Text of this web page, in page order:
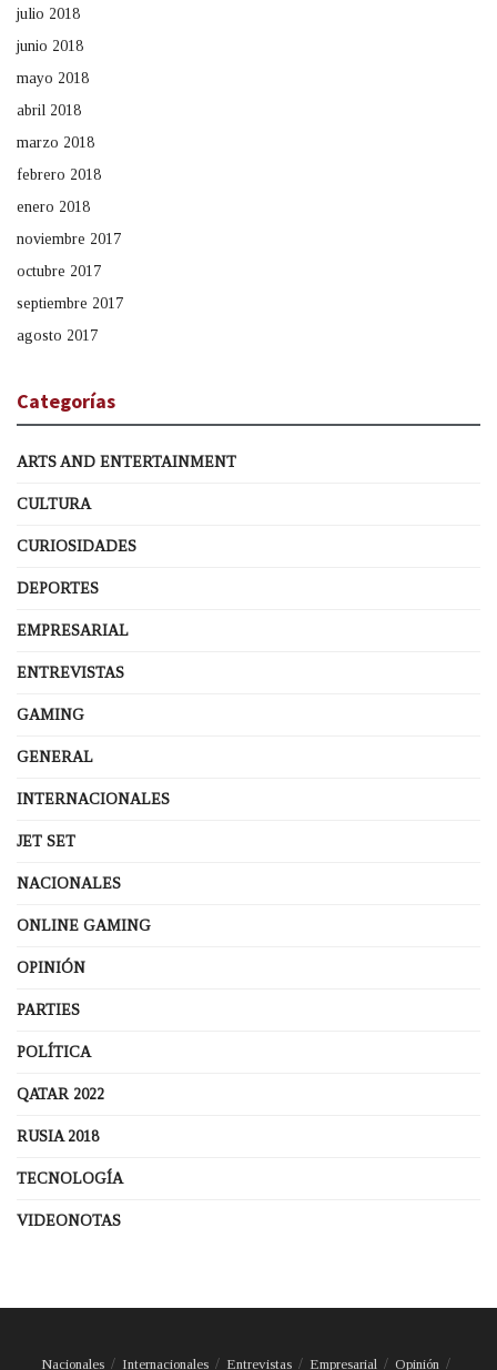
julio 2018
junio 2018
mayo 2018
abril 2018
marzo 2018
febrero 2018
enero 2018
noviembre 2017
octubre 2017
septiembre 2017
agosto 2017
Categorías
ARTS AND ENTERTAINMENT
CULTURA
CURIOSIDADES
DEPORTES
EMPRESARIAL
ENTREVISTAS
GAMING
GENERAL
INTERNACIONALES
JET SET
NACIONALES
ONLINE GAMING
OPINIÓN
PARTIES
POLÍTICA
QATAR 2022
RUSIA 2018
TECNOLOGÍA
VIDEONOTAS
Nacionales Internacionales Entrevistas Empresarial Opinión